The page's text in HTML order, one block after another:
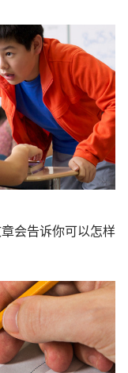
会告诉你可以怎样